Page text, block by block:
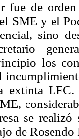
fue de
SME y el
sino
los
extinta
se
de